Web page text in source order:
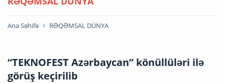
Ana Səhifə RƏQƏMSAL DÜNYA
“TEKNOFEST Azərbaycan” könüllüləri ilə
görüş keçirilib